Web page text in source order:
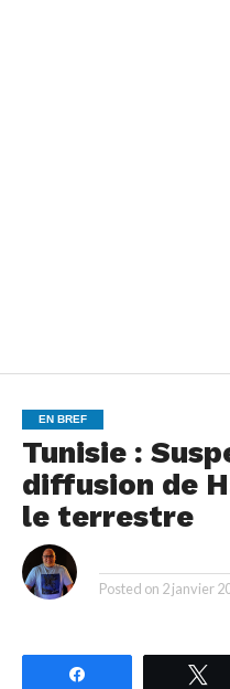
EN BREF
Tunisie :
diffusion de
le terrestre
Posted on 2 janvier